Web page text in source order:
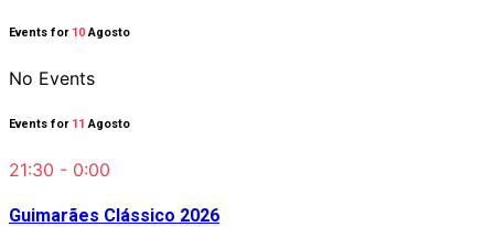
Events for 10Agosto
No Events
Events for 11 Agosto
21:30 - 0:00
Guimarães Clássico 2026